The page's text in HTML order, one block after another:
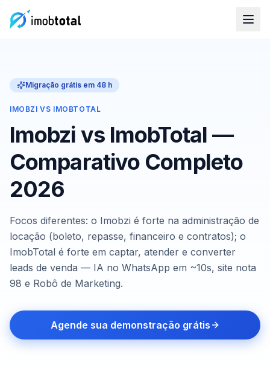
Migração grátis em 48 h
IMOBZI VS IMOBTOTAL
Imobzi vs ImobTotal —
Comparativo Completo
2026
Focos diferentes: o Imobzi é forte na administração de
locação (boleto, repasse, financeiro e contratos); o
ImobTotal é forte em captar, atender e converter
leads de venda — IA no WhatsApp em ~10s, site nota
98 e Robô de Marketing.
Agende sua demonstração grátis